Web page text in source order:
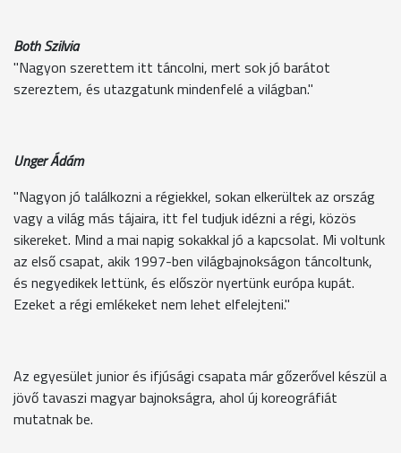
Both Szilvia
"Nagyon szerettem itt táncolni, mert sok jó barátot
szereztem, és utazgatunk mindenfelé a világban."
Unger Ádám
"Nagyon jó találkozni a régiekkel, sokan elkerültek az ország
vagy a világ más tájaira, itt fel tudjuk idézni a régi, közös
sikereket. Mind a mai napig sokakkal jó a kapcsolat. Mi voltunk
az első csapat, akik 1997-ben világbajnokságon táncoltunk,
és negyedikek lettünk, és először nyertünk európa kupát.
Ezeket a régi emlékeket nem lehet elfelejteni."
Az egyesület junior és ifjúsági csapata már gőzerővel készül a
jövő tavaszi magyar bajnokságra, ahol új koreográfiát
mutatnak be.